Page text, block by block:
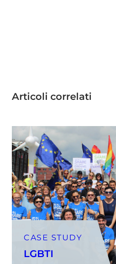
Articoli correlati
CASE STUDY
LGBTI